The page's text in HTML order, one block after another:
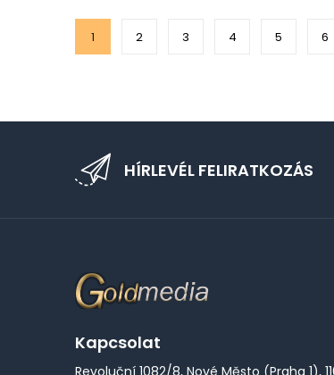
1 2 3 4 5 6
HÍRLEVÉL FELIRATKOZÁS
Kapcsolat